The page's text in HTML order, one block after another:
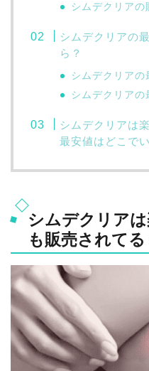
シムデクリアの
シムデクリアの
ら？
シムデクリアの
シムデクリアの
シムデクリアは
最安値はどこで
シムデクリア
も販売されてる